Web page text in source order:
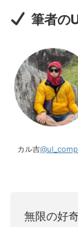
筆者の
カル吉
無限の好